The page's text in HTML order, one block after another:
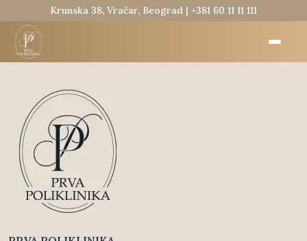
Krunska 38, Vračar, Beograd | +381 60 11 11 111